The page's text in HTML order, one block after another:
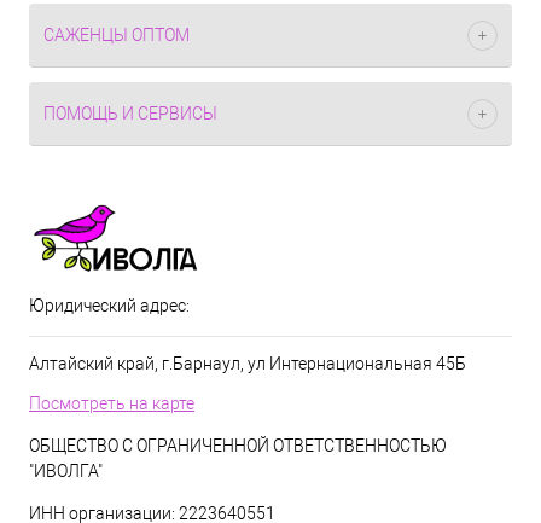
САЖЕНЦЫ ОПТОМ
ПОМОЩЬ И СЕРВИСЫ
Юридический адрес:
Алтайский край, г.Барнаул, ул Интернациональная 45Б
Посмотреть на карте
ОБЩЕСТВО С ОГРАНИЧЕННОЙ ОТВЕТСТВЕННОСТЬЮ
"ИВОЛГА"
ИНН организации: 2223640551